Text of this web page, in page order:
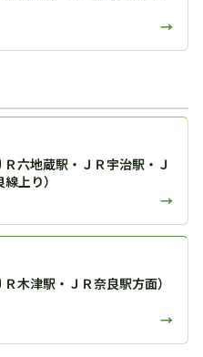
→
六地蔵駅・ＪＲ宇治駅・Ｊ
上り）
→
木津駅・ＪＲ奈良駅方面）
→